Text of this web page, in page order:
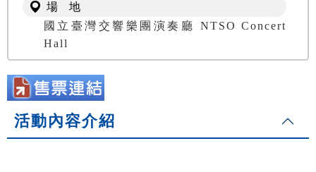
場 地
國立臺灣交響樂團演奏廳 NTSO Concert
Hall
活動內容介紹